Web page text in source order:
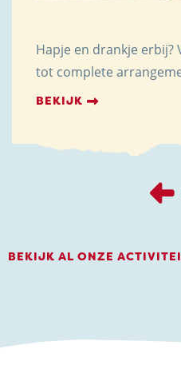
Hapje en drankje erbij?
tot complete
BEKIJK
BEKIJK AL ONZE